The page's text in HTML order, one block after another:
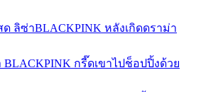
ลิซ่าBLACKPINK หลังเกิดดราม่า
กรี๊ดเขาไปช็อปปิ้งด้วย